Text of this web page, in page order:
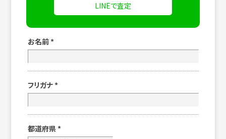
LINEで査定
お名前 *
フリガナ *
都道府県 *